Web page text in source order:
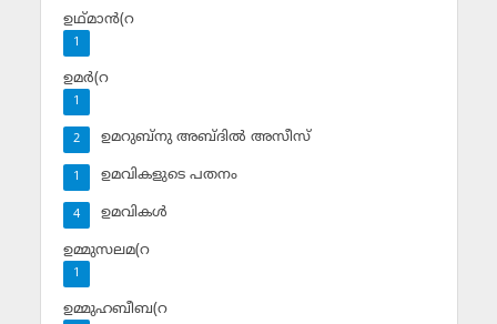
ഉഥ്മാന്‍(റ
1
ഉമര്‍(റ
1
ഉമറുബ്‌നു അബ്ദില്‍ അസീസ്‌
2
ഉമവികളുടെ പതനം
1
ഉമവികള്‍
4
ഉമ്മുസലമ(റ
1
ഉമ്മുഹബീബ(റ